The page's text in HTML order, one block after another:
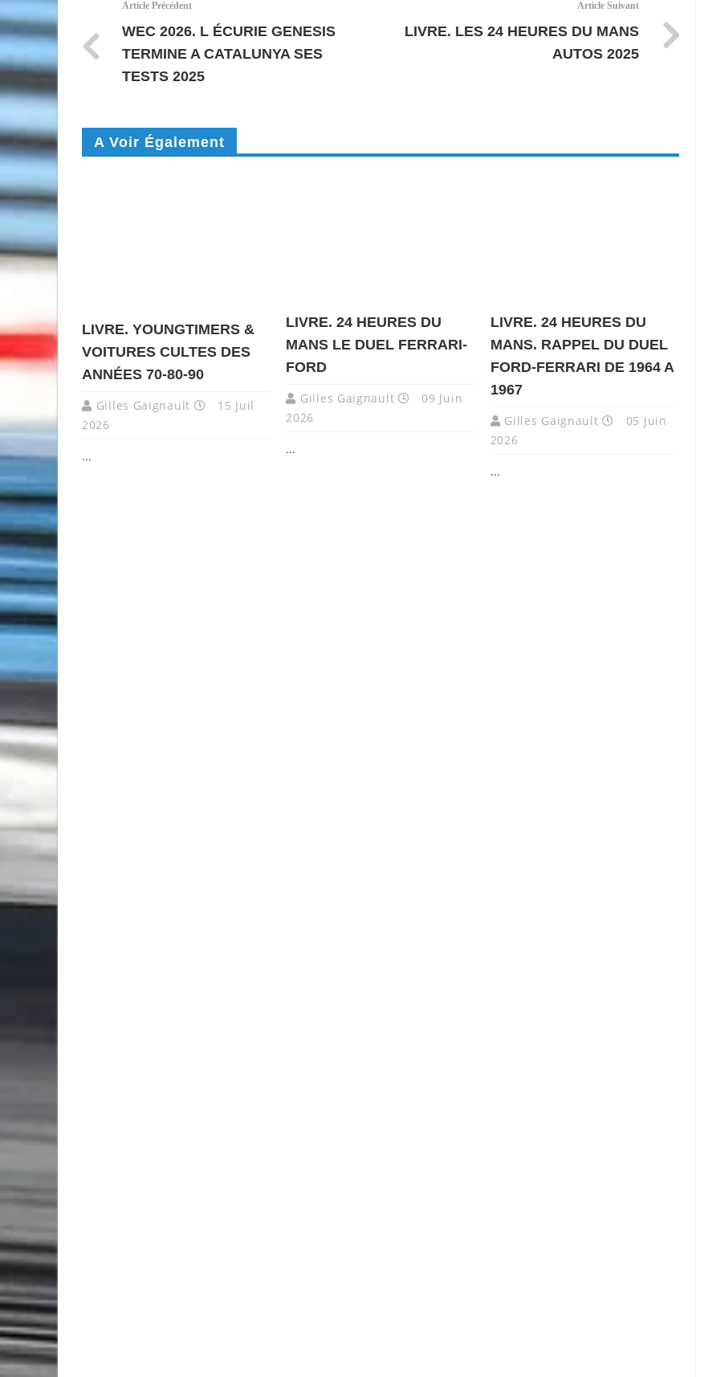
Article Précédent
WEC 2026. L ÉCURIE GENESIS
TERMINE A CATALUNYA SES
TESTS 2025
Article Suivant
LIVRE. LES 24 HEURES DU MANS
AUTOS 2025
A Voir Également
LIVRE. YOUNGTIMERS &
VOITURES CULTES DES
ANNÉES 70-80-90
Gilles Gaignault
15 Juil
2026
...
LIVRE. 24 HEURES DU
MANS LE DUEL FERRARI-
FORD
Gilles Gaignault
09 Juin
2026
...
LIVRE. 24 HEURES DU
MANS. RAPPEL DU DUEL
FORD-FERRARI DE 1964 A
1967
Gilles Gaignault
05 Juin
2026
...